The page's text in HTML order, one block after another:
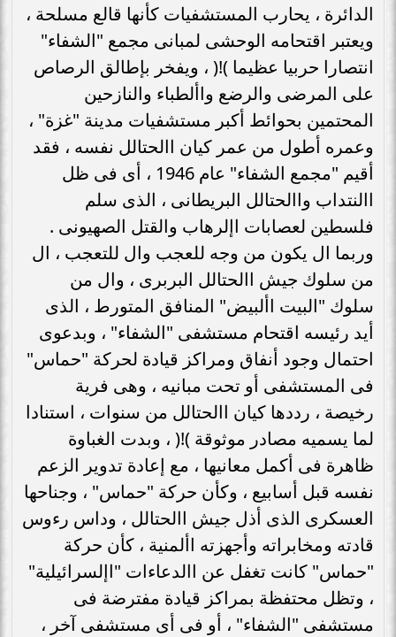
الدائرة ، يحارب المستشفيات كأنها قالع مسلحة ،
ويعتبر اقتحامه الوحشى لمبانى مجمع "الشفاء"
انتصارا حربيا عظيما )!( ، ويفخر بإطالق الرصاص
على المرضى والرضع واألطباء والنازحين
المحتمين بحوائط أكبر مستشفيات مدينة "غزة" ،
وعمره أطول من عمر كيان االحتالل نفسه ، فقد
أقيم "مجمع الشفاء" عام 1946 ، أى فى ظل
االنتداب واالحتالل البريطانى ، الذى سلم
فلسطين لعصابات اإلرهاب والقتل الصهيونى .
وربما ال يكون من وجه للعجب وال للتعجب ، ال
من سلوك جيش االحتالل البربرى ، وال من
سلوك "البيت األبيض" المنافق المتورط ، الذى
أيد رئيسه اقتحام مستشفى "الشفاء" ، وبدعوى
احتمال وجود أنفاق ومراكز قيادة لحركة "حماس"
فى المستشفى أو تحت مبانيه ، وهى فرية
رخيصة ، رددها كيان االحتالل من سنوات ، استنادا
لما يسميه مصادر موثوقة )!( ، وبدت الغباوة
ظاهرة فى أكمل معانيها ، مع إعادة تدوير الزعم
نفسه قبل أسابيع ، وكأن حركة "حماس" ، وجناحها
العسكرى الذى أذل جيش االحتالل ، وداس رءوس
قادته ومخابراته وأجهزته األمنية ، كأن حركة
"حماس" كانت تغفل عن االدعاءات "اإلسرائيلية"
، وتظل محتفظة بمراكز قيادة مفترضة فى
مستشفى "الشفاء" ، أو فى أى مستشفى آخر ،